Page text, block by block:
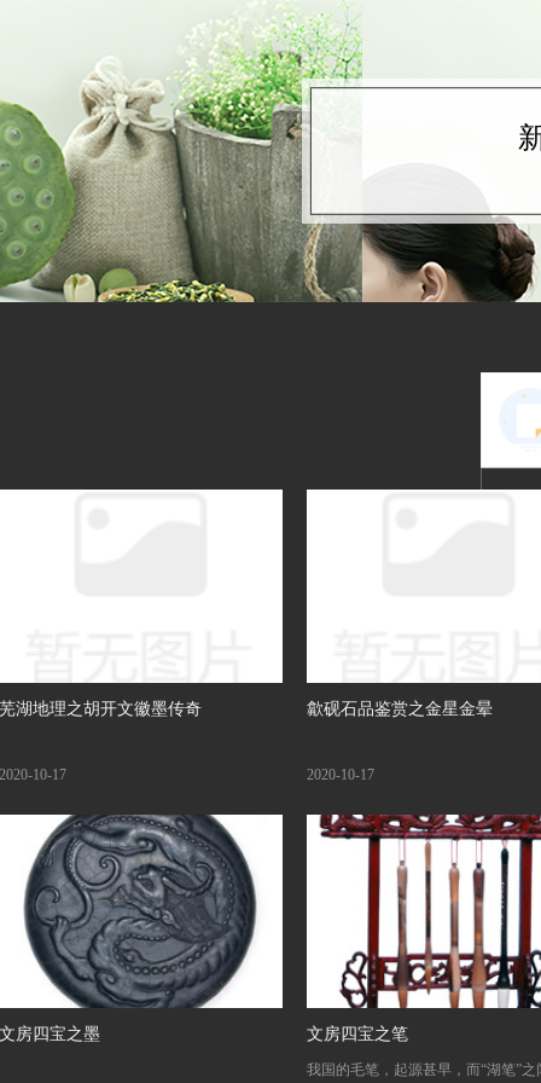
芜湖地理之胡开文徽墨传奇
2020-10-17
歙砚石品鉴赏之金星金晕
2020-10-17
文房四宝之墨 文房四宝之笔
我国的毛笔，起源甚早，而“湖笔”之